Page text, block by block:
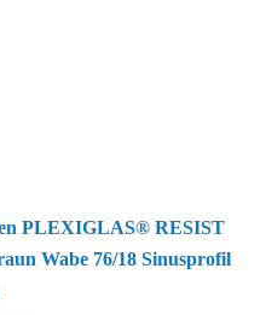
PLEXIGLAS® RESIST
Wabe 76/18 Sinusprofil